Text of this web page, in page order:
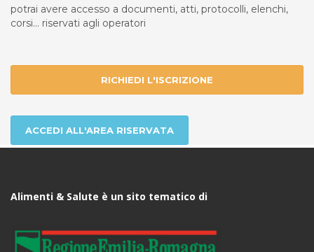
potrai avere accesso a documenti, atti, protocolli, elenchi,
corsi... riservati agli operatori
RICHIEDI L'ISCRIZIONE
ACCEDI ALL'AREA RISERVATA
Alimenti & Salute è un sito tematico di